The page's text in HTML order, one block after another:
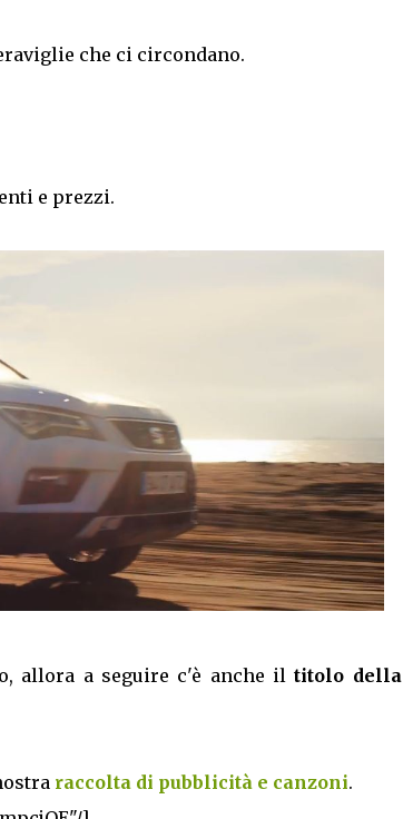
che ci circondano.
e prezzi.
allora a seguire c'è anche iltitolo della
raccolta di pubblicità e canzoni.